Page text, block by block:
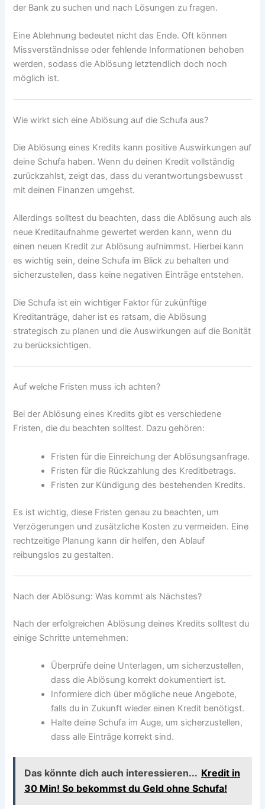
der Bank zu suchen und nach Lösungen zu fragen.
Eine Ablehnung bedeutet nicht das Ende. Oft können
Missverständnisse oder fehlende Informationen behoben
werden, sodass die Ablösung letztendlich doch noch
möglich ist.
Wie wirkt sich eine Ablösung auf die Schufa aus?
Die Ablösung eines Kredits kann positive Auswirkungen auf
deine Schufa haben. Wenn du deinen Kredit vollständig
zurückzahlst, zeigt das, dass du verantwortungsbewusst
mit deinen Finanzen umgehst.
Allerdings solltest du beachten, dass die Ablösung auch als
neue Kreditaufnahme gewertet werden kann, wenn du
einen neuen Kredit zur Ablösung aufnimmst. Hierbei kann
es wichtig sein, deine Schufa im Blick zu behalten und
sicherzustellen, dass keine negativen Einträge entstehen.
Die Schufa ist ein wichtiger Faktor für zukünftige
Kreditanträge, daher ist es ratsam, die Ablösung
strategisch zu planen und die Auswirkungen auf die Bonität
zu berücksichtigen.
Auf welche Fristen muss ich achten?
Bei der Ablösung eines Kredits gibt es verschiedene
Fristen, die du beachten solltest. Dazu gehören:
Fristen für die Einreichung der Ablösungsanfrage.
Fristen für die Rückzahlung des Kreditbetrags.
Fristen zur Kündigung des bestehenden Kredits.
Es ist wichtig, diese Fristen genau zu beachten, um
Verzögerungen und zusätzliche Kosten zu vermeiden. Eine
rechtzeitige Planung kann dir helfen, den Ablauf
reibungslos zu gestalten.
Nach der Ablösung: Was kommt als Nächstes?
Nach der erfolgreichen Ablösung deines Kredits solltest du
einige Schritte unternehmen:
Überprüfe deine Unterlagen, um sicherzustellen,
dass die Ablösung korrekt dokumentiert ist.
Informiere dich über mögliche neue Angebote,
falls du in Zukunft wieder einen Kredit benötigst.
Halte deine Schufa im Auge, um sicherzustellen,
dass alle Einträge korrekt sind.
Das könnte dich auch interessieren... Kredit in
30 Min! So bekommst du Geld ohne Schufa!